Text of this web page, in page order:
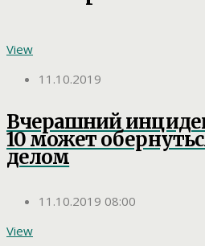
View
11.10.2019
Вчерашний
10 может
делом
11.10.2019 08:00
View